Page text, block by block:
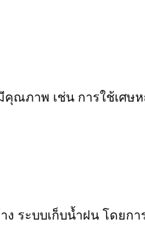
คุณภาพ เช่น การใช้เศษ
ระบบเก็บน้ำฝน โดยก